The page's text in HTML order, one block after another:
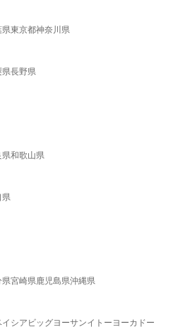
県東京都神奈川県
県長野県
県和歌山県
県
県宮崎県鹿児島県沖縄県
イシア ビッグヨーサンイトーヨーカドー